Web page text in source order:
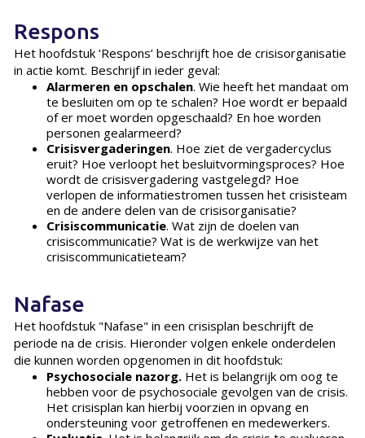
Respons
Het hoofdstuk ‘Respons’ beschrijft hoe de crisisorganisatie
in actie komt. Beschrijf in ieder geval:
Alarmeren en opschalen. Wie heeft het mandaat om
te besluiten om op te schalen? Hoe wordt er bepaald
of er moet worden opgeschaald? En hoe worden
personen gealarmeerd?
Crisisvergaderingen. Hoe ziet de vergadercyclus
eruit? Hoe verloopt het besluitvormingsproces? Hoe
wordt de crisisvergadering vastgelegd? Hoe
verlopen de informatiestromen tussen het crisisteam
en de andere delen van de crisisorganisatie?
Crisiscommunicatie. Wat zijn de doelen van
crisiscommunicatie? Wat is de werkwijze van het
crisiscommunicatieteam?
Nafase
Het hoofdstuk "Nafase" in een crisisplan beschrijft de
periode na de crisis. Hieronder volgen enkele onderdelen
die kunnen worden opgenomen in dit hoofdstuk:
Psychosociale nazorg.Het is belangrijk om oog te
hebben voor de psychosociale gevolgen van de crisis.
Het crisisplan kan hierbij voorzien in opvang en
ondersteuning voor getroffenen en medewerkers.